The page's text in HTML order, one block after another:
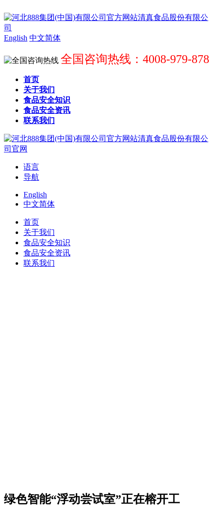
English 中文简体
全国咨询热线：4008-979-878
首页
关于我们
食品安全知识
食品安全资讯
联系我们
语言
导航
English
中文简体
首页
关于我们
食品安全知识
食品安全资讯
联系我们
绿色智能“浮动尝试室”正在榕开工